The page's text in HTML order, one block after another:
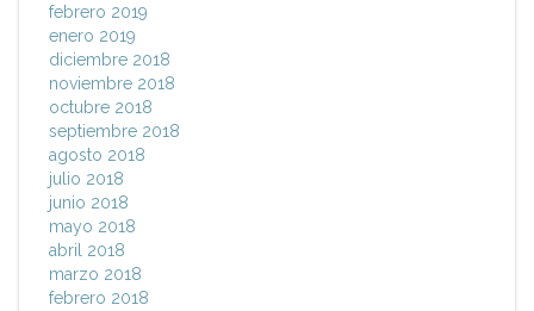
febrero 2019
enero 2019
diciembre 2018
noviembre 2018
octubre 2018
septiembre 2018
agosto 2018
julio 2018
junio 2018
mayo 2018
abril 2018
marzo 2018
febrero 2018